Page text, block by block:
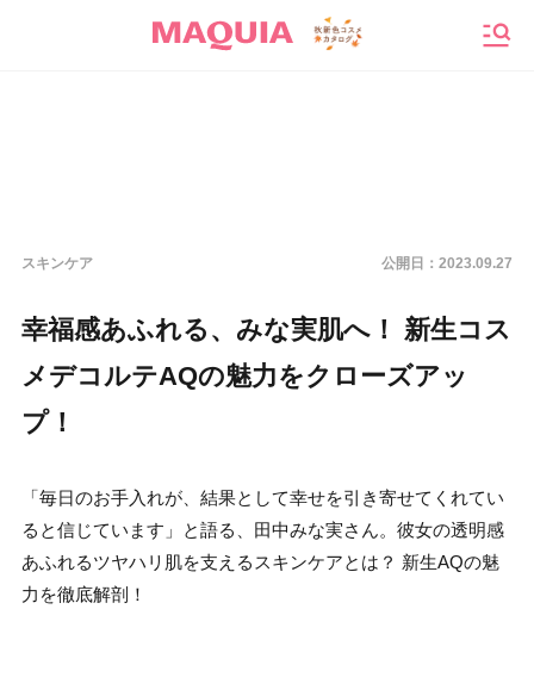
スキンケア 公開日： 2023.09.27
幸福感あふれる、みな実肌へ！ 新生コス
メデコルテAQの魅力をクローズアッ
プ！
「毎日のお手入れが、結果として幸せを引き寄せてくれてい
ると信じています」と語る、田中みな実さん。彼女の透明感
あふれるツヤハリ肌を支えるスキンケアとは？ 新生AQの魅
力を徹底解剖！